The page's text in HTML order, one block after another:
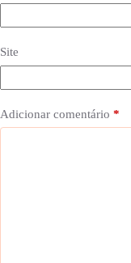
Site
Adicionar comentário *